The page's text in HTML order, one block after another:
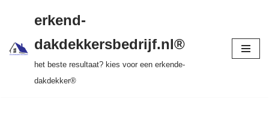
naar
inhoud
tot 20 jr garantie > SKEV erkend
erkend-
dakdekkersbedrijf.nl®
het beste resultaat? kies voor een erkende-
dakdekker®